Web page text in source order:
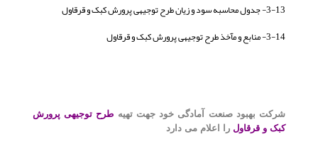
3-13- جدول محاسبه سود و زیان طرح توجیهی پرورش کبک و قرقاول
3-14- منابع و مآخذ طرح توجیهی پرورش کبک و قرقاول
شرکت بهبود صنعت آمادگی خود جهتتهیه طرح توجیهی پرورش
کبک و قرقاول را اعلام می دارد